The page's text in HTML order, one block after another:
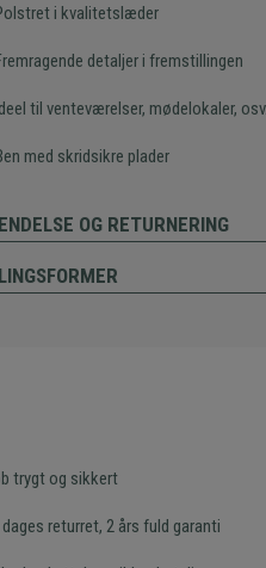
i kvalitetslæder
detaljer i fremstillingen
til venteværelser, mødelokaler, osv.
med skridsikre plader
OG RETURNERING
trygt og sikkert
dages returret, 2 års fuld garanti